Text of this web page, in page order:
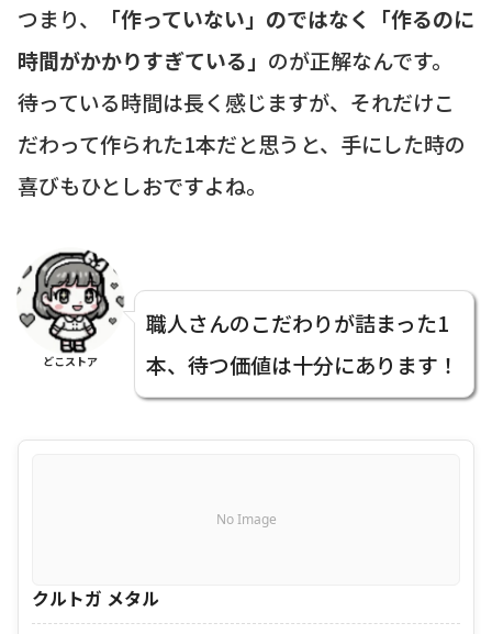
つまり、
「作っていない」のではなく「作るのに
時間がかかりすぎている」 のが正解なんです。
待っている時間は長く感じますが、それだけこ
だわって作られた1本だと思うと、手にした時の
喜びもひとしおですよね。
どこストア
職人さんのこだわりが詰まった1
本、待つ価値は十分にあります！
No Image
クルトガ メタル